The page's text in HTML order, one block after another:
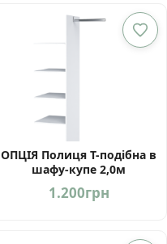
ОПЦІЯ Полиця Т-подібна в
шафу-купе 2,0м
1.200грн